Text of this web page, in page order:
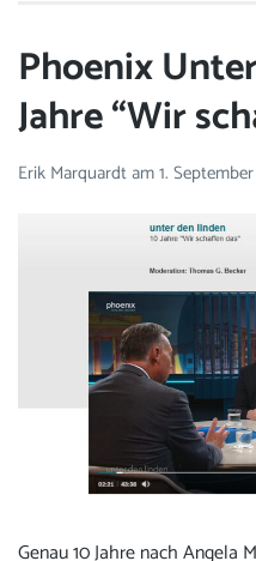
Phoenix
Jahre “Wir
Erik Marquardtam1.
Genau 10 Jahre nach Angela